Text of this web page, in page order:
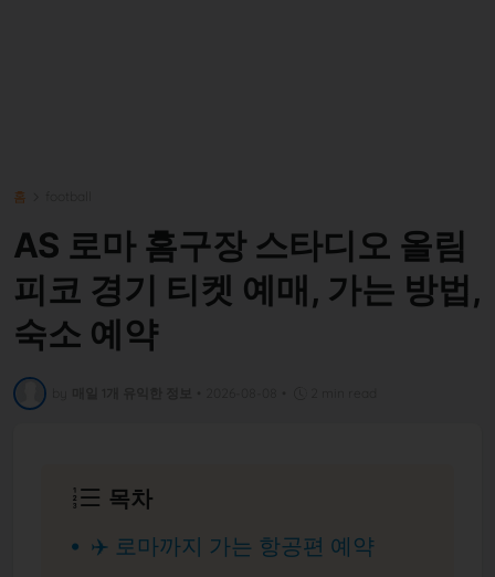
홈
AS 로마 홈구장 스타디오 올림
피코 경기 티켓 예매, 가는 방법,
숙소 예약
목차
✈️ 로마까지 가는 항공편 예약